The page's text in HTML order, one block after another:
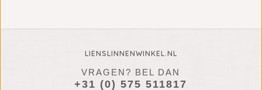
LIENSLINNENWINKEL.NL
VRAGEN? BEL DAN
+31 (0) 575 511817